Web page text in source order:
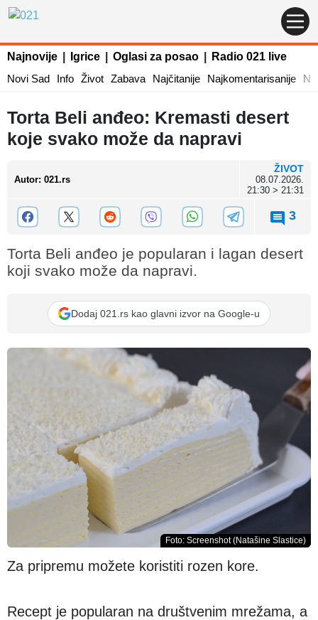
Najnovije Igrice Oglasi za posao
Radio 021 live
Novi Sad
Info Život Zabava Najčitanije Najkomentarisanije
Torta Beli anđeo: Kremasti desert
koje svako može da napravi
Autor: 021.rs
ŽIVOT
08.07.2026.
21:30 > 21:31
3
Torta Beli anđeo je popularan i lagan desert
koji svako može da napravi.
Dodaj 021.rs kao glavni izvor na Google-u
Foto: Screenshot (Natašine Slastice)
Za pripremu možete koristiti rozen kore.
Recept je popularan na društvenim mrežama, a